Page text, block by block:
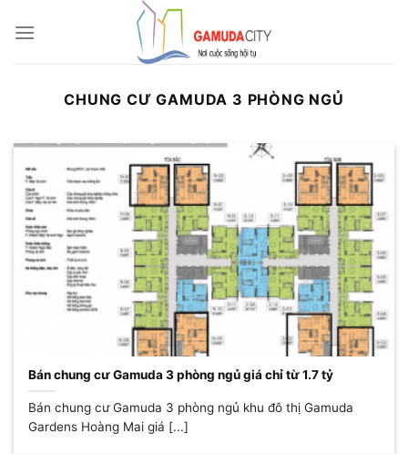
qua
CHUNG CƯ GAMUDA 3 PHÒNG NGỦ
Bán chung cư Gamuda 3 phòng ngủ giá chỉ từ 1.7 tỷ
Bán chung cư Gamuda 3 phòng ngủ khu đô thị Gamuda
Gardens Hoàng Mai giá [...]